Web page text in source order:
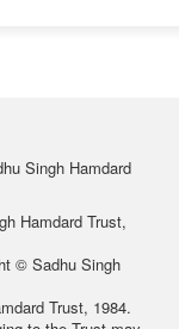
Singh Hamdard
Hamdard Trust,
© Sadhu Singh
Trust, 1984.